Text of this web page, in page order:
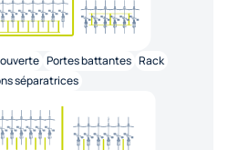
Portes battantes Rack
séparatrices